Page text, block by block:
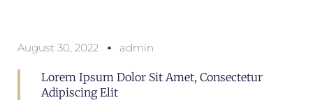
August 30, 2022 admin
Lorem Ipsum Dolor Sit Amet, Consectetur
Adipiscing Elit